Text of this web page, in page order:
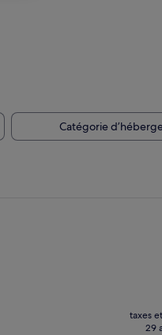
Catégorie
taxes
29